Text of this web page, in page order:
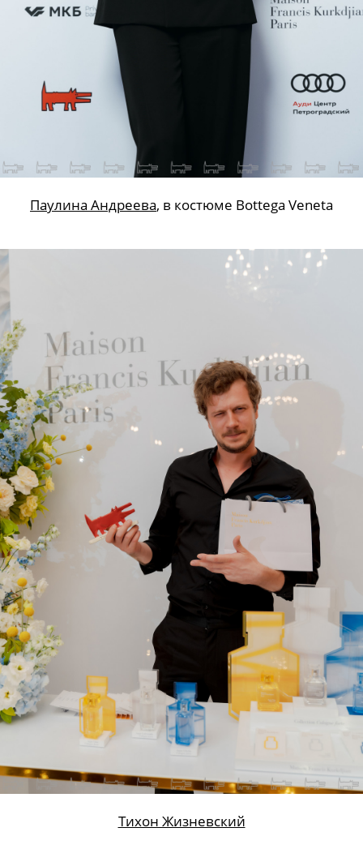
Паулина Андреева, в костюме Bottega Veneta
Тихон Жизневский